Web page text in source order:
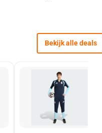
Bekijk alle deals